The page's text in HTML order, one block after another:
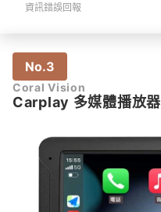
資訊錯誤回報
No.3
Coral Vision
Carplay 多媒體播放器